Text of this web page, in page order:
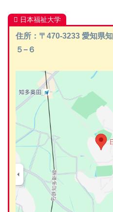
日本福祉大学
住所：〒470-3233 愛知県
５−６